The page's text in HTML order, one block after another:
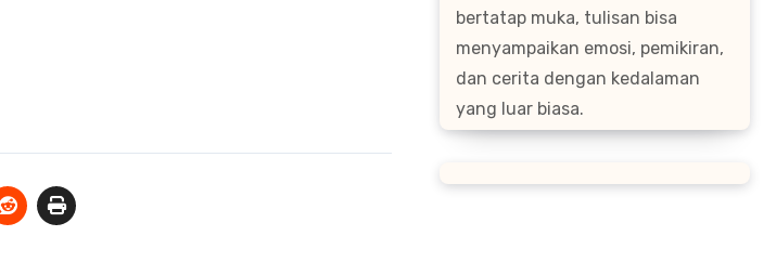
bertatap muka, tulisan bisa
menyampaikan emosi, pemikiran,
dan cerita dengan kedalaman
yang luar biasa.